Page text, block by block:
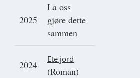
2025
La oss
gjøre dette
sammen
2024 Ete jord
(Roman)